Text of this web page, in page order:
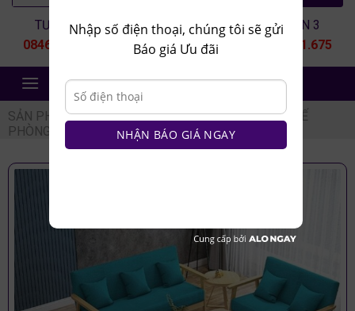
TƯ VẤN 1
0846.80.9999
TƯ VẤN 2
0935.435.286
TƯ VẤN 3
0964.651.675
NỘI THẤT TRẺ 24H
SẢN PHẨM / NỘI THẤT PHÒNG KHÁCH / BÀN GHẾ
PHÒNG KHÁCH
BỘ BÀN GHẾ GỖ
Nhập số điện thoại, chúng tôi sẽ gửi
Báo giá Ưu đãi
NHẬN BÁO GIÁ NGAY